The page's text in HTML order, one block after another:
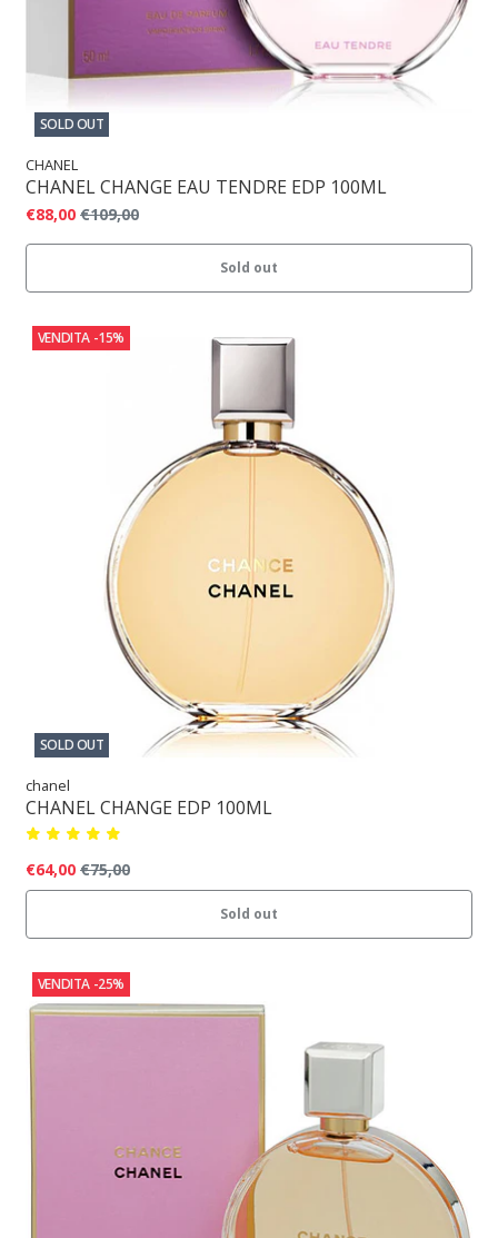
SOLD OUT
CHANEL
CHANEL CHANGE EAU TENDRE EDP 100ML
€88,00 €109,00
Sold out
VENDITA -15%
SOLD OUT
chanel
CHANEL CHANGE EDP 100ML
€64,00 €75,00
Sold out
VENDITA -25%